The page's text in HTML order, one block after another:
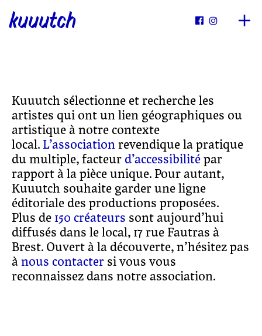
kuuutch  
Kuuutch sélectionne et recherche les
artistes qui ont un lien géographiques ou
artistique à notre contexte
local. L’associationrevendique la pratique
du multiple, facteur d’accessibilitépar
rapport à la pièce unique. Pour autant,
Kuuutch souhaite garder une ligne
éditoriale des productions proposées.
Plus de 150 créateurs sont aujourd’hui
diffusés dans le local, 17 rue Fautras à
Brest. Ouvert à la découverte, n’hésitez pas
ànous contacter si vous vous
reconnaissez dans notre association.